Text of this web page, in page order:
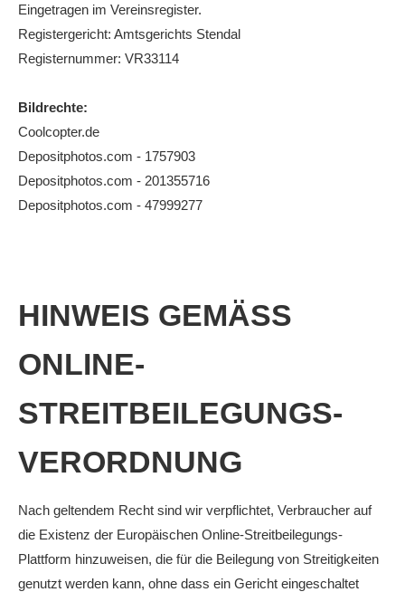
Trainingszeiten
Trainer
Kinder- und Jugendtraining
EVENTS & TURNIERE
Anhalt Open Senioren
Jugend 2026
Vereinsturniere 2026
Eingetragen im Vereinsregister.
Registergericht: Amtsgerichts Stendal
Registernummer: VR33114
Bildrechte:
Coolcopter.de
Depositphotos.com - 1757903
Depositphotos.com - 201355716
Depositphotos.com - 47999277
HINWEIS GEMÄSS O
NLINE-S
TREITBEILEGUNGS-V
ERORDNUNG
Nach geltendem Recht sind wir verpflichtet, Verbraucher auf
die Existenz der Europäischen Online-Streitbeilegungs-
Plattform hinzuweisen, die für die Beilegung von Streitigkeiten
genutzt werden kann, ohne dass ein Gericht eingeschaltet